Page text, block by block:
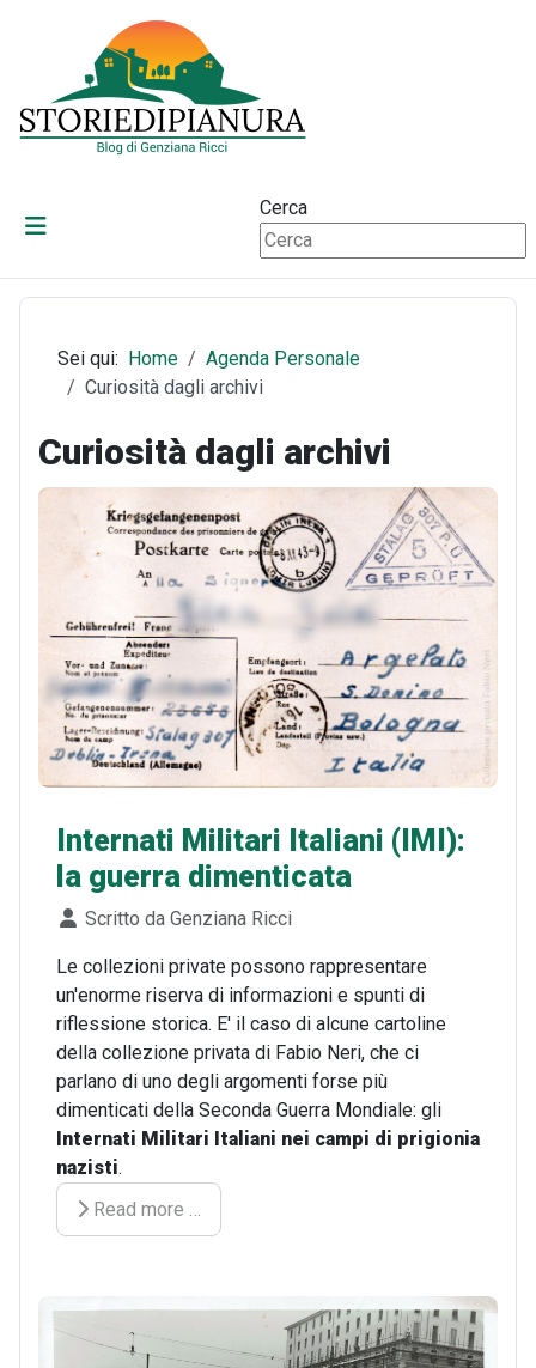
Cerca
Sei qui: Home
Agenda Personale
Curiosità dagli archivi
Curiosità dagli archivi
Internati Militari Italiani (IMI):
la guerra dimenticata
Dettagli
Scritto da Genziana Ricci
Le collezioni private possono rappresentare
un'enorme riserva di informazioni e spunti di
riflessione storica. E' il caso di alcune cartoline
della collezione privata di Fabio Neri, che ci
parlano di uno degli argomenti forse più
dimenticati della Seconda Guerra Mondiale: gli
Internati Militari Italiani nei campi di prigionia
nazisti.
Read more …